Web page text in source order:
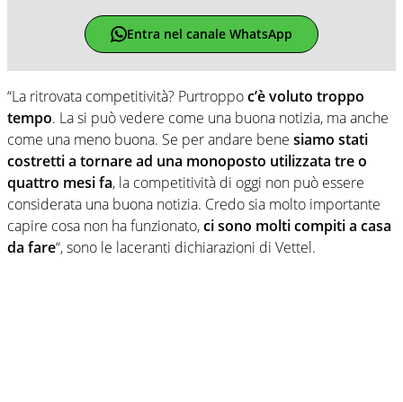
Entra nel canale WhatsApp
“La ritrovata competitività? Purtroppoc’è voluto troppo
tempo. La si può vedere come una buona notizia, ma anche
come una meno buona. Se per andare bene siamo stati
costretti a tornare ad una monoposto utilizzata tre o
quattro mesi fa, la competitività di oggi non può essere
considerata una buona notizia. Credo sia molto importante
capire cosa non ha funzionato,ci sono molti compiti a casa
da fare“, sono le laceranti dichiarazioni di Vettel.